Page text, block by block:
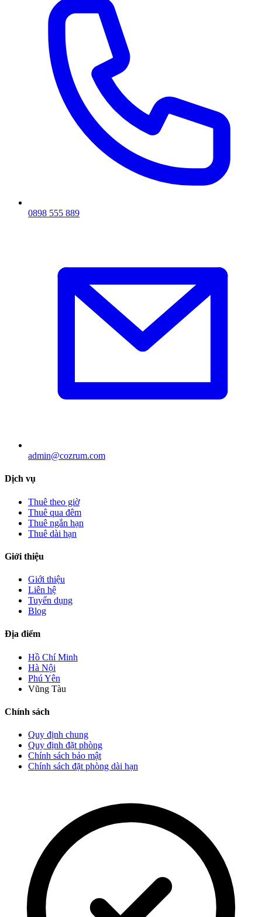
0898 555 889
admin@cozrum.com
Dịch vụ
Thuê theo giờ
Thuê qua đêm
Thuê ngắn hạn
Thuê dài hạn
Giới thiệu
Giới thiệu
Liên hệ
Tuyển dụng
Blog
Địa điểm
Hồ Chí Minh
Hà Nội
Phú Yên
Vũng Tàu
Chính sách
Quy định chung
Quy định đặt phòng
Chính sách bảo mật
Chính sách đặt phòng dài hạn